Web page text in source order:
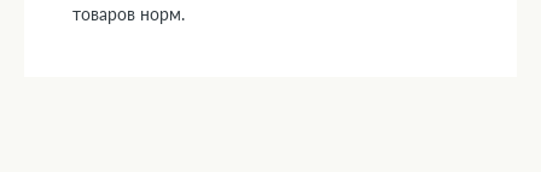
товаров норм.